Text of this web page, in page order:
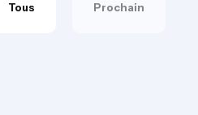
Tous Prochain